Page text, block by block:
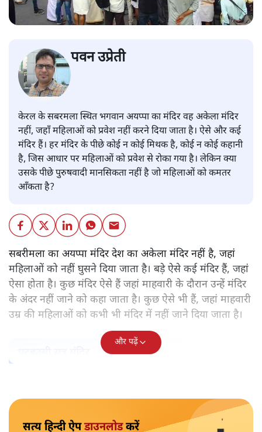
पवन उप्रेती
केरल के सबरमला स्थित भगवान अयप्पा का मंदिर वह अकेला मंदिर
नहीं, जहाँ महिलाओं को प्रवेश नहीं करने दिया जाता है। ऐसे और कई
मंदिर हैं। हर मंदिर के पीछे कोई न कोई मिथक है, कोई न कोई कहानी
है, जिस आधार पर महिलाओं को प्रवेश से रोका गया है। लेकिन क्या
उसके पीछे पुरुषवादी मानसिकता नहीं है जो महिलाओं को कमतर
आँकता है?
सबरीमला का अयप्पा मंदिर देश का अकेला मंदिर नहीं है, जहां
महिलाओं को नहीं घुसने दिया जाता है। बड़े ऐसे कई मंदिर हैं, जहां
ऐसा होता है। कुछ मंदिर ऐसे हैं जहां माहवारी के दौरान उन्हें मंदिर
के अंदर नहीं जाने को कहा जाता है। कुछ ऐसे भी हैं, जहां माहवारी
उम्र की महिलाओं को कभी भी मंदिर में नहीं जाने दिया जाता है।
और पढ़ें
सत्य हिन्दी ऐपडाउनलोडकरें